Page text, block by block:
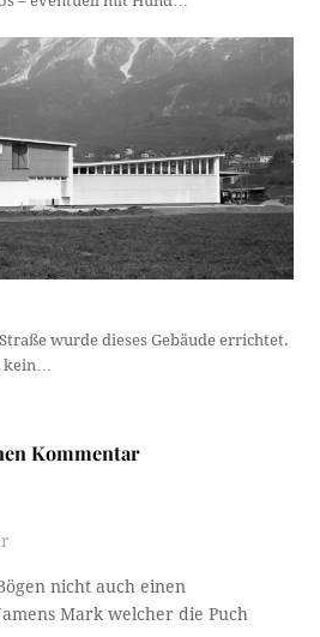
wurde dieses Gebäude errichtet.
kein…
Kommentar
nicht auch einen
Mark welcher die Puch